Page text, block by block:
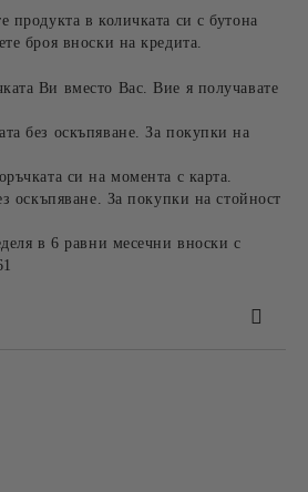
продукта в количката си с бутона
броя вноски на кредита.
Ви вместо Вас. Вие я получавате
без оскъпяване. За покупки на
си на момента с карта.
оскъпяване. За покупки на стойност
в 6 равни месечни вноски с